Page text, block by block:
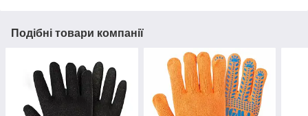
Подібні товари компанії